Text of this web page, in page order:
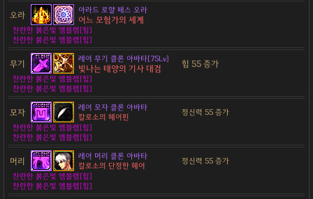
오라 아라드 로얄 패스 오라
어느 모험가의 세계
찬란한 붉은빛 엠블렘[힘]
찬란한 붉은빛 엠블렘[힘]
무기 레어 무기 클론 아바타[75Lv]
빛나는 태양의 기사 대검 힘 55 증가
찬란한 붉은빛 엠블렘[힘]
찬란한 붉은빛 엠블렘[힘]
모자
레어 모자 클론 아바타
칼로소의 헤어핀
정신력 55 증가
찬란한 붉은빛 엠블렘[힘]
찬란한 붉은빛 엠블렘[힘]
머리
레어 머리 클론 아바타
칼로소의 단정한 헤어
정신력 55 증가
찬란한 붉은빛 엠블렘[힘]
찬란한 붉은빛 엠블렘[힘]